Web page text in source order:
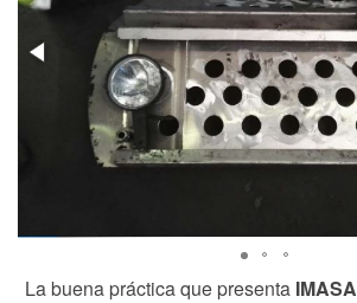
La buena práctica que presenta IMASA